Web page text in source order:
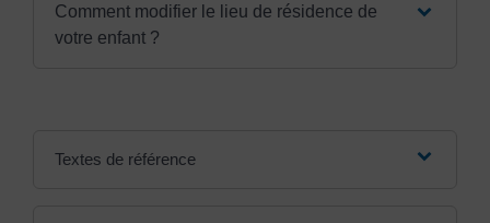
Comment modifier le lieu de résidence de
votre enfant ?
Textes de référence